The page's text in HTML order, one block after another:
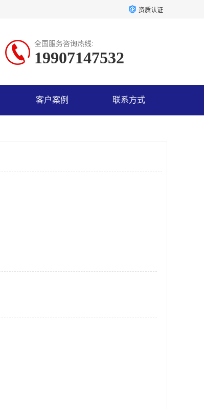
资质认证
全国服务咨询热线:
19907147532
客户案例 联系方式